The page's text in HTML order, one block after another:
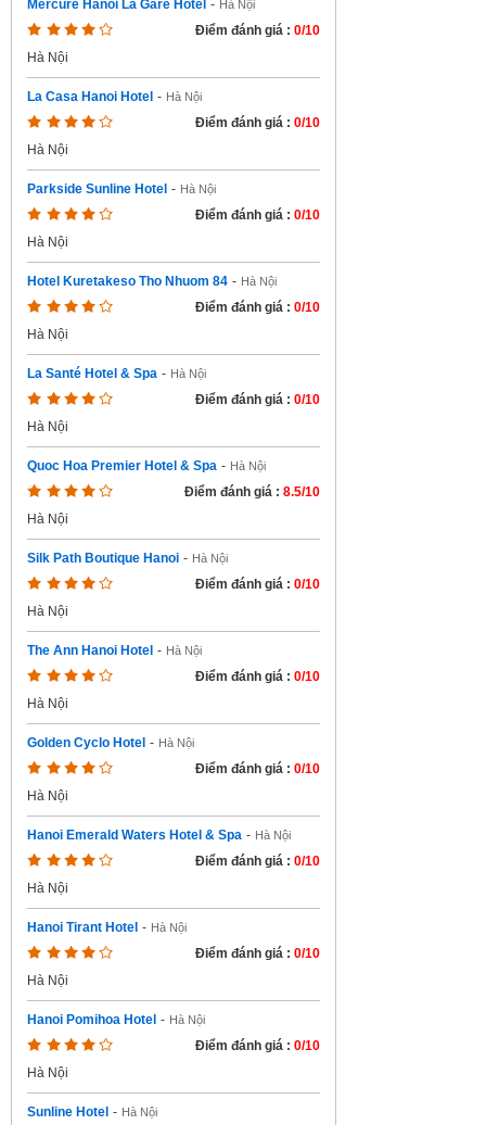
Mercure Hanoi La Gare Hotel - Hà Nội
Điểm đánh giá : 0/10
Hà Nội
La Casa Hanoi Hotel - Hà Nội
Điểm đánh giá : 0/10
Hà Nội
Parkside Sunline Hotel - Hà Nội
Điểm đánh giá : 0/10
Hà Nội
Hotel Kuretakeso Tho Nhuom 84 - Hà Nội
Điểm đánh giá : 0/10
Hà Nội
La Santé Hotel & Spa - Hà Nội
Điểm đánh giá : 0/10
Hà Nội
Quoc Hoa Premier Hotel & Spa - Hà Nội
Điểm đánh giá : 8.5/10
Hà Nội
Silk Path Boutique Hanoi - Hà Nội
Điểm đánh giá : 0/10
Hà Nội
The Ann Hanoi Hotel - Hà Nội
Điểm đánh giá : 0/10
Hà Nội
Golden Cyclo Hotel - Hà Nội
Điểm đánh giá : 0/10
Hà Nội
Hanoi Emerald Waters Hotel & Spa - Hà Nội
Điểm đánh giá : 0/10
Hà Nội
Hanoi Tirant Hotel - Hà Nội
Điểm đánh giá : 0/10
Hà Nội
Hanoi Pomihoa Hotel - Hà Nội
Điểm đánh giá : 0/10
Hà Nội
Sunline Hotel - Hà Nội